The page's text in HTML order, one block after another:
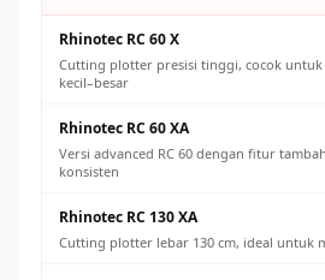
Rhinotec RC 60 X
Cutting plotter presisi tinggi, cocok
kecil–besar
Rhinotec RC 60 XA
Versi advanced RC 60 dengan fitur
konsisten
Rhinotec RC 130 XA
Cutting plotter lebar 130 cm, ideal untuk